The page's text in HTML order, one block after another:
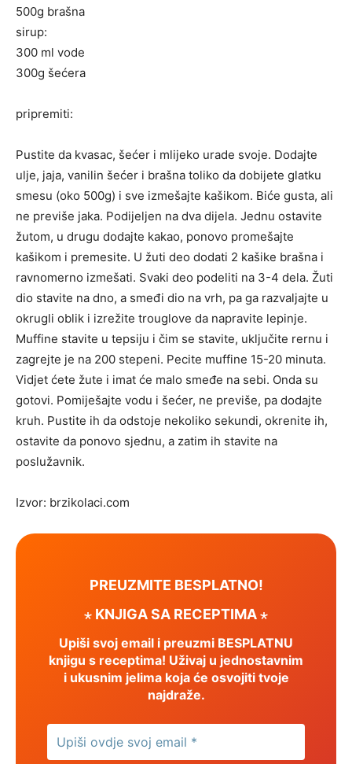
500g brašna
sirup:
300 ml vode
300g šećera
pripremiti:
Pustite da kvasac, šećer i mlijeko urade svoje. Dodajte
ulje, jaja, vanilin šećer i brašna toliko da dobijete glatku
smesu (oko 500g) i sve izmešajte kašikom. Biće gusta, ali
ne previše jaka. Podijeljen na dva dijela. Jednu ostavite
žutom, u drugu dodajte kakao, ponovo promešajte
kašikom i premesite. U žuti deo dodati 2 kašike brašna i
ravnomerno izmešati. Svaki deo podeliti na 3-4 dela. Žuti
dio stavite na dno, a smeđi dio na vrh, pa ga razvaljajte u
okrugli oblik i izrežite trouglove da napravite lepinje.
Muffine stavite u tepsiju i čim se stavite, uključite rernu i
zagrejte je na 200 stepeni. Pecite muffine 15-20 minuta.
Vidjet ćete žute i imat će malo smeđe na sebi. Onda su
gotovi. Pomiješajte vodu i šećer, ne previše, pa dodajte
kruh. Pustite ih da odstoje nekoliko sekundi, okrenite ih,
ostavite da ponovo sjednu, a zatim ih stavite na
poslužavnik.
Izvor: brzikolaci.com
PREUZMITE BESPLATNO!
⋆ KNJIGA SA RECEPTIMA ⋆
Upiši svoj email i preuzmi BESPLATNU
knjigu s receptima! Uživaj u jednostavnim
i ukusnim jelima koja će osvojiti tvoje
najdraže.